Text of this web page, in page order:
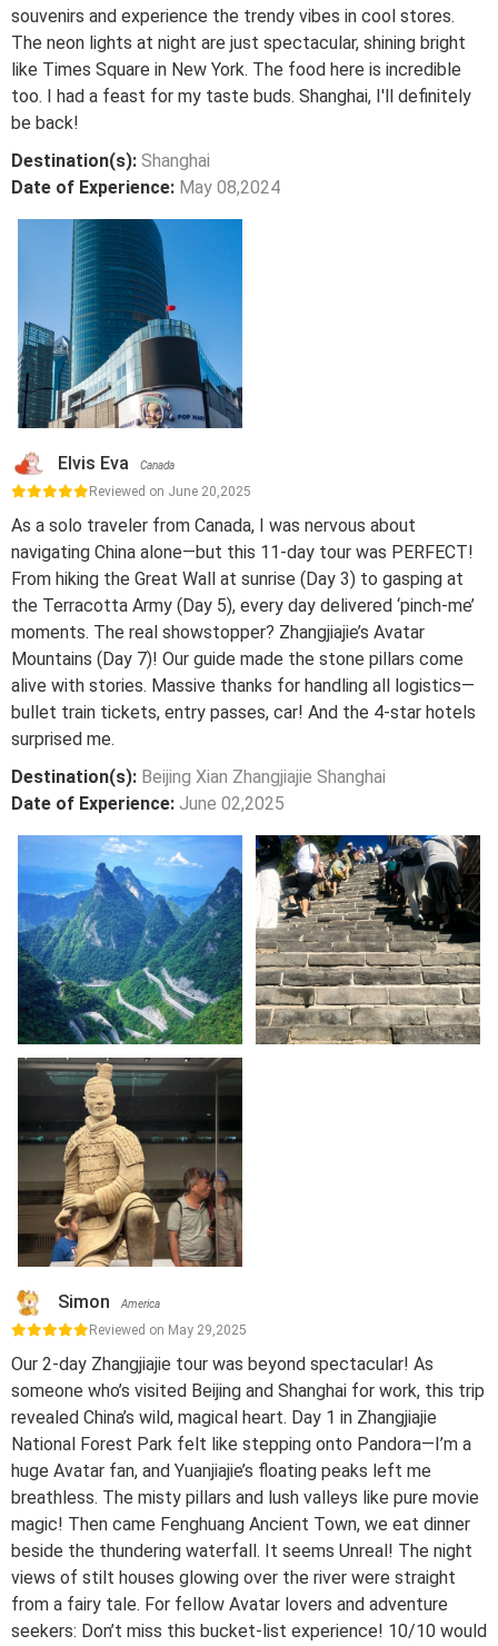
souvenirs and experience the trendy vibes in cool stores.
The neon lights at night are just spectacular, shining bright
like Times Square in New York. The food here is incredible
too. I had a feast for my taste buds. Shanghai, I'll definitely
be back!
Destination(s): Shanghai
Date of Experience: May 08,2024
Elvis Eva Canada
Reviewed on June 20,2025
As a solo traveler from Canada, I was nervous about
navigating China alone—but this 11-day tour was PERFECT!
From hiking the Great Wall at sunrise (Day 3) to gasping at
the Terracotta Army (Day 5), every day delivered ‘pinch-me’
moments. The real showstopper? Zhangjiajie’s Avatar
Mountains (Day 7)! Our guide made the stone pillars come
alive with stories. Massive thanks for handling all logistics—
bullet train tickets, entry passes, car! And the 4-star hotels
surprised me.
Destination(s): Beijing Xian Zhangjiajie Shanghai
Date of Experience: June 02,2025
Simon America
Reviewed on May 29,2025
Our 2-day Zhangjiajie tour was beyond spectacular! As
someone who’s visited Beijing and Shanghai for work, this trip
revealed China’s wild, magical heart. Day 1 in Zhangjiajie
National Forest Park felt like stepping onto Pandora—I’m a
huge Avatar fan, and Yuanjiajie’s floating peaks left me
breathless. The misty pillars and lush valleys like pure movie
magic! Then came Fenghuang Ancient Town, we eat dinner
beside the thundering waterfall. It seems Unreal! The night
views of stilt houses glowing over the river were straight
from a fairy tale. For fellow Avatar lovers and adventure
seekers: Don’t miss this bucket-list experience! 10/10 would